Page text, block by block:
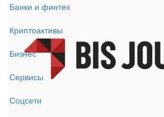
Банки и финтех
Криптоактивы
Бизнес
Сервисы
Соцсети